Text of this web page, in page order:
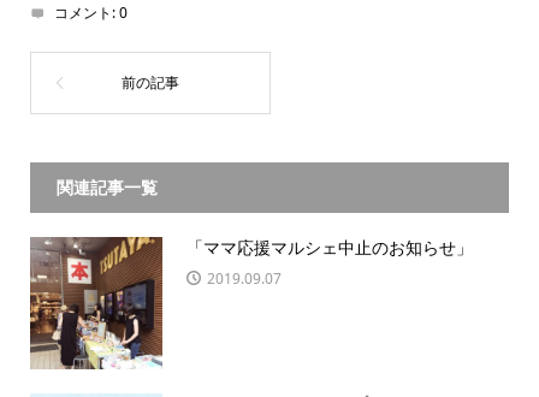
コメント:0
関連記事一覧
「ママ応援マルシェ中止のお知らせ」
2019.09.07